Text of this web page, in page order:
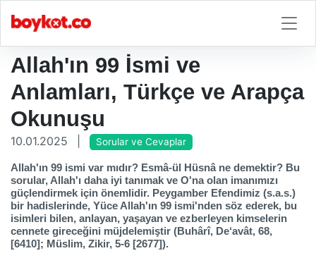
Allah'ın 99 İsmi ve
Anlamları, Türkçe ve Arapça
Okunuşu
10.01.2025 Sorular ve Cevaplar
Allah'ın 99 ismi var mıdır? Esmâ-ül Hüsnâ ne demektir? Bu
sorular, Allah'ı daha iyi tanımak ve O'na olan imanımızı
güçlendirmek için önemlidir. Peygamber Efendimiz (s.a.s.)
bir hadislerinde, Yüce Allah'ın 99 ismi'nden söz ederek, bu
isimleri bilen, anlayan, yaşayan ve ezberleyen kimselerin
cennete gireceğini müjdelemiştir (Buhârî, De‘avât, 68,
[6410]; Müslim, Zikir, 5-6 [2677]).